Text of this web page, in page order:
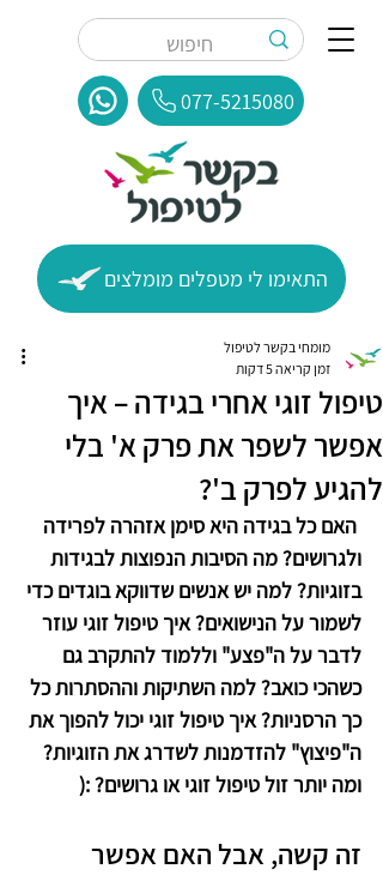
077-5215080
התאימו לי מטפלים מומלצים
טיפול זוגי אחרי בגידה – איך
אפשר לשפר את פרק א' בלי
להגיע לפרק ב'?
מומחי בקשר לטיפול
זמן קריאה 5 דקות
האם כל בגידה היא סימן אזהרה לפרידה
ולגרושים? מה הסיבות הנפוצות לבגידות
בזוגיות? למה יש אנשים שדווקא בוגדים כדי
לשמור על הנישואים? איך טיפול זוגי עוזר
לדבר על ה"פצע" וללמוד להתקרב גם
כשהכי כואב? למה השתיקות וההסתרות כל
כך הרסניות? איך טיפול זוגי יכול להפוך את
ה"פיצוץ" להזדמנות לשדרג את הזוגיות?
ומה יותר זול טיפול זוגי או גרושים? :(
זה קשה, אבל האם אפשר